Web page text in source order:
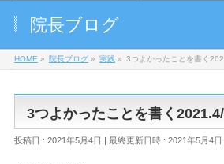
院長ブログ
HOME » 院長ブログ » 実践 » 3つよかったことを書く
3つよかったことを書く
投稿日 : 2021年5月4日 最終更新日時 : 2021年5月4日